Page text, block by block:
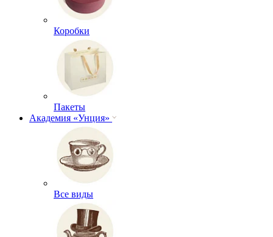
Коробки
Пакеты
Академия «Унция»
Все виды